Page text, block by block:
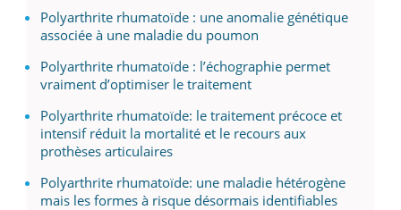
Polyarthrite rhumatoïde : une anomalie génétique
associée à une maladie du poumon
Polyarthrite rhumatoïde : l’échographie permet
vraiment d’optimiser le traitement
Polyarthrite rhumatoïde: le traitement précoce et
intensif réduit la mortalité et le recours aux
prothèses articulaires
Polyarthrite rhumatoïde: une maladie hétérogène
mais les formes à risque désormais identifiables